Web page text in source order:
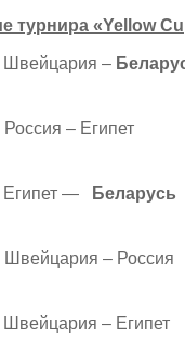
турнира «Yellow
–
Египет
— Беларусь
– Россия
–